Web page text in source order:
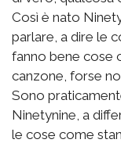
Così è nato
parlare, a dire le
fanno bene cose
canzone, forse
Sono
Ninetynine, a
le cose come